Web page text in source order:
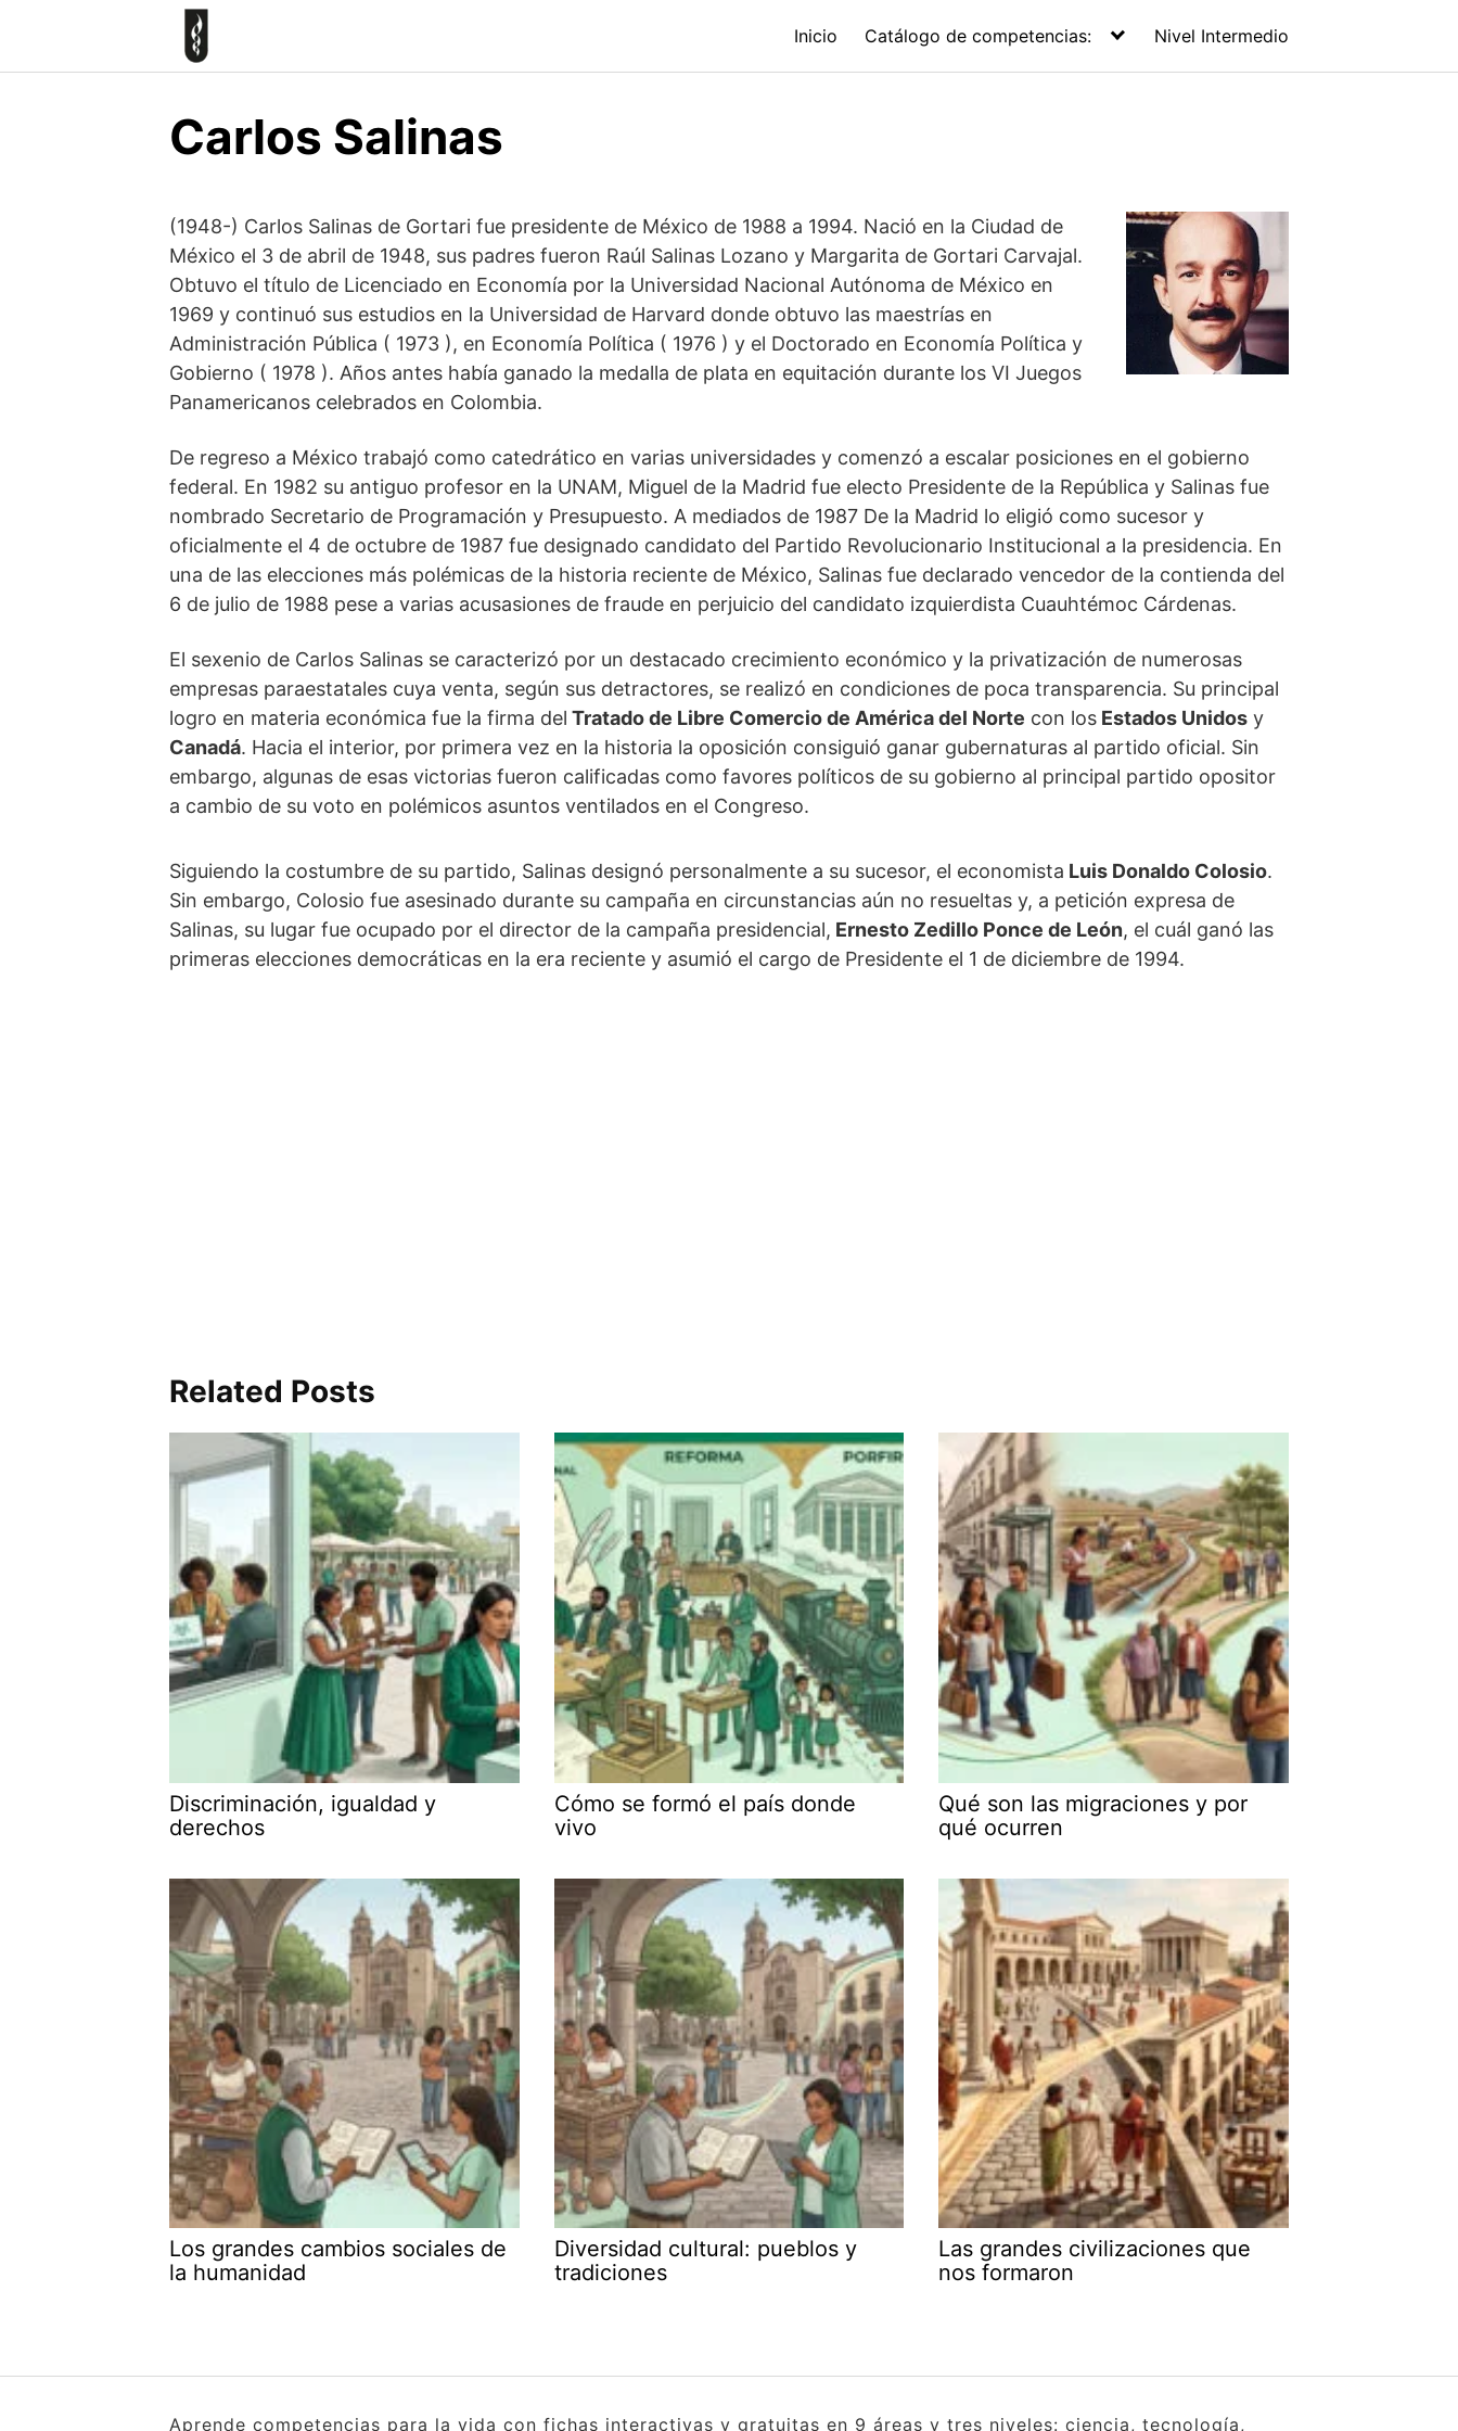
Inicio Catálogo de competencias: Nivel Intermedio
Carlos Salinas
(1948-) Carlos Salinas de Gortari fue presidente de México de 1988 a 1994. Nació en la Ciudad de
México el 3 de abril de 1948, sus padres fueron Raúl Salinas Lozano y Margarita de Gortari Carvajal.
Obtuvo el título de Licenciado en Economía por la Universidad Nacional Autónoma de México en
1969 y continuó sus estudios en la Universidad de Harvard donde obtuvo las maestrías en
Administración Pública ( 1973 ), en Economía Política ( 1976 ) y el Doctorado en Economía Política y
Gobierno ( 1978 ). Años antes había ganado la medalla de plata en equitación durante los VI Juegos
Panamericanos celebrados en Colombia.
De regreso a México trabajó como catedrático en varias universidades y comenzó a escalar posiciones en el gobierno
federal. En 1982 su antiguo profesor en la UNAM, Miguel de la Madrid fue electo Presidente de la República y Salinas fue
nombrado Secretario de Programación y Presupuesto. A mediados de 1987 De la Madrid lo eligió como sucesor y
oficialmente el 4 de octubre de 1987 fue designado candidato del Partido Revolucionario Institucional a la presidencia. En
una de las elecciones más polémicas de la historia reciente de México, Salinas fue declarado vencedor de la contienda del
6 de julio de 1988 pese a varias acusasiones de fraude en perjuicio del candidato izquierdista Cuauhtémoc Cárdenas.
El sexenio de Carlos Salinas se caracterizó por un destacado crecimiento económico y la privatización de numerosas
empresas paraestatales cuya venta, según sus detractores, se realizó en condiciones de poca transparencia. Su principal
logro en materia económica fue la firma del Tratado de Libre Comercio de América del Norte con los Estados Unidos y
Canadá. Hacia el interior, por primera vez en la historia la oposición consiguió ganar gubernaturas al partido oficial. Sin
embargo, algunas de esas victorias fueron calificadas como favores políticos de su gobierno al principal partido opositor
a cambio de su voto en polémicos asuntos ventilados en el Congreso.
Siguiendo la costumbre de su partido, Salinas designó personalmente a su sucesor, el economista Luis Donaldo Colosio.
Sin embargo, Colosio fue asesinado durante su campaña en circunstancias aún no resueltas y, a petición expresa de
Salinas, su lugar fue ocupado por el director de la campaña presidencial, Ernesto Zedillo Ponce de León, el cuál ganó las
primeras elecciones democráticas en la era reciente y asumió el cargo de Presidente el 1 de diciembre de 1994.
Related Posts
Discriminación, igualdad y
derechos
Cómo se formó el país donde
vivo
Qué son las migraciones y por
qué ocurren
Los grandes cambios sociales de
la humanidad
Diversidad cultural: pueblos y
tradiciones
Las grandes civilizaciones que
nos formaron
Aprende competencias para la vida con fichas interactivas y gratuitas en 9 áreas y tres niveles: ciencia, tecnología,